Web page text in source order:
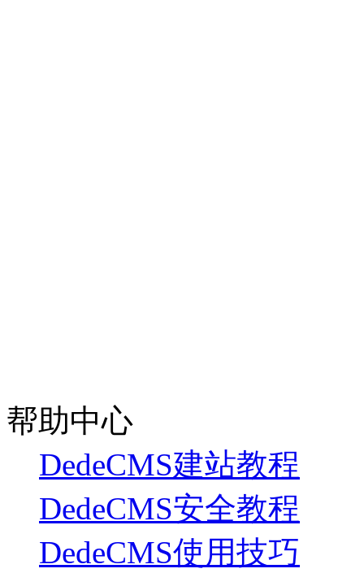
帮助中心
DedeCMS建站教程
DedeCMS安全教程
DedeCMS使用技巧